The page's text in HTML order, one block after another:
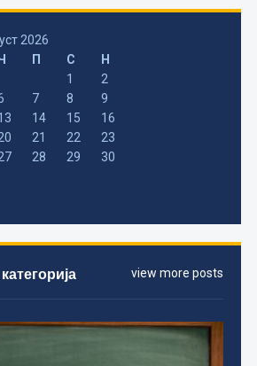
2026
П С
Н
1
2
7 8
9
14 15
16
21 22
23
28 29
30
view more posts